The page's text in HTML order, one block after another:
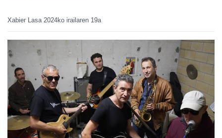
Xabier Lasa 2024ko irailaren 19a